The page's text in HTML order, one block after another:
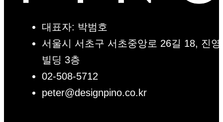
대표자: 박범호
서울시 서초구 서초중앙로 26길 18, 진영
빌딩 3층
02-508-5712
peter@designpino.co.kr